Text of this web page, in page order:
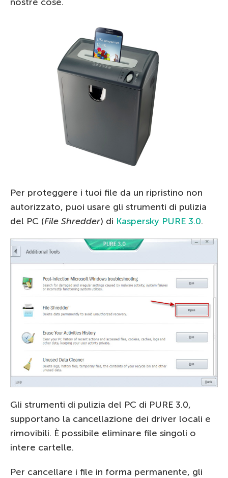
Per proteggere i tuoi file da un ripristino non
autorizzato, puoi usare gli strumenti di pulizia
del PC (File Shredder) di Kaspersky PURE 3.0.
Gli strumenti di pulizia del PC di PURE 3.0,
supportano la cancellazione dei driver locali e
rimovibili. È possibile eliminare file singoli o
intere cartelle.
Per cancellare i file in forma permanente, gli